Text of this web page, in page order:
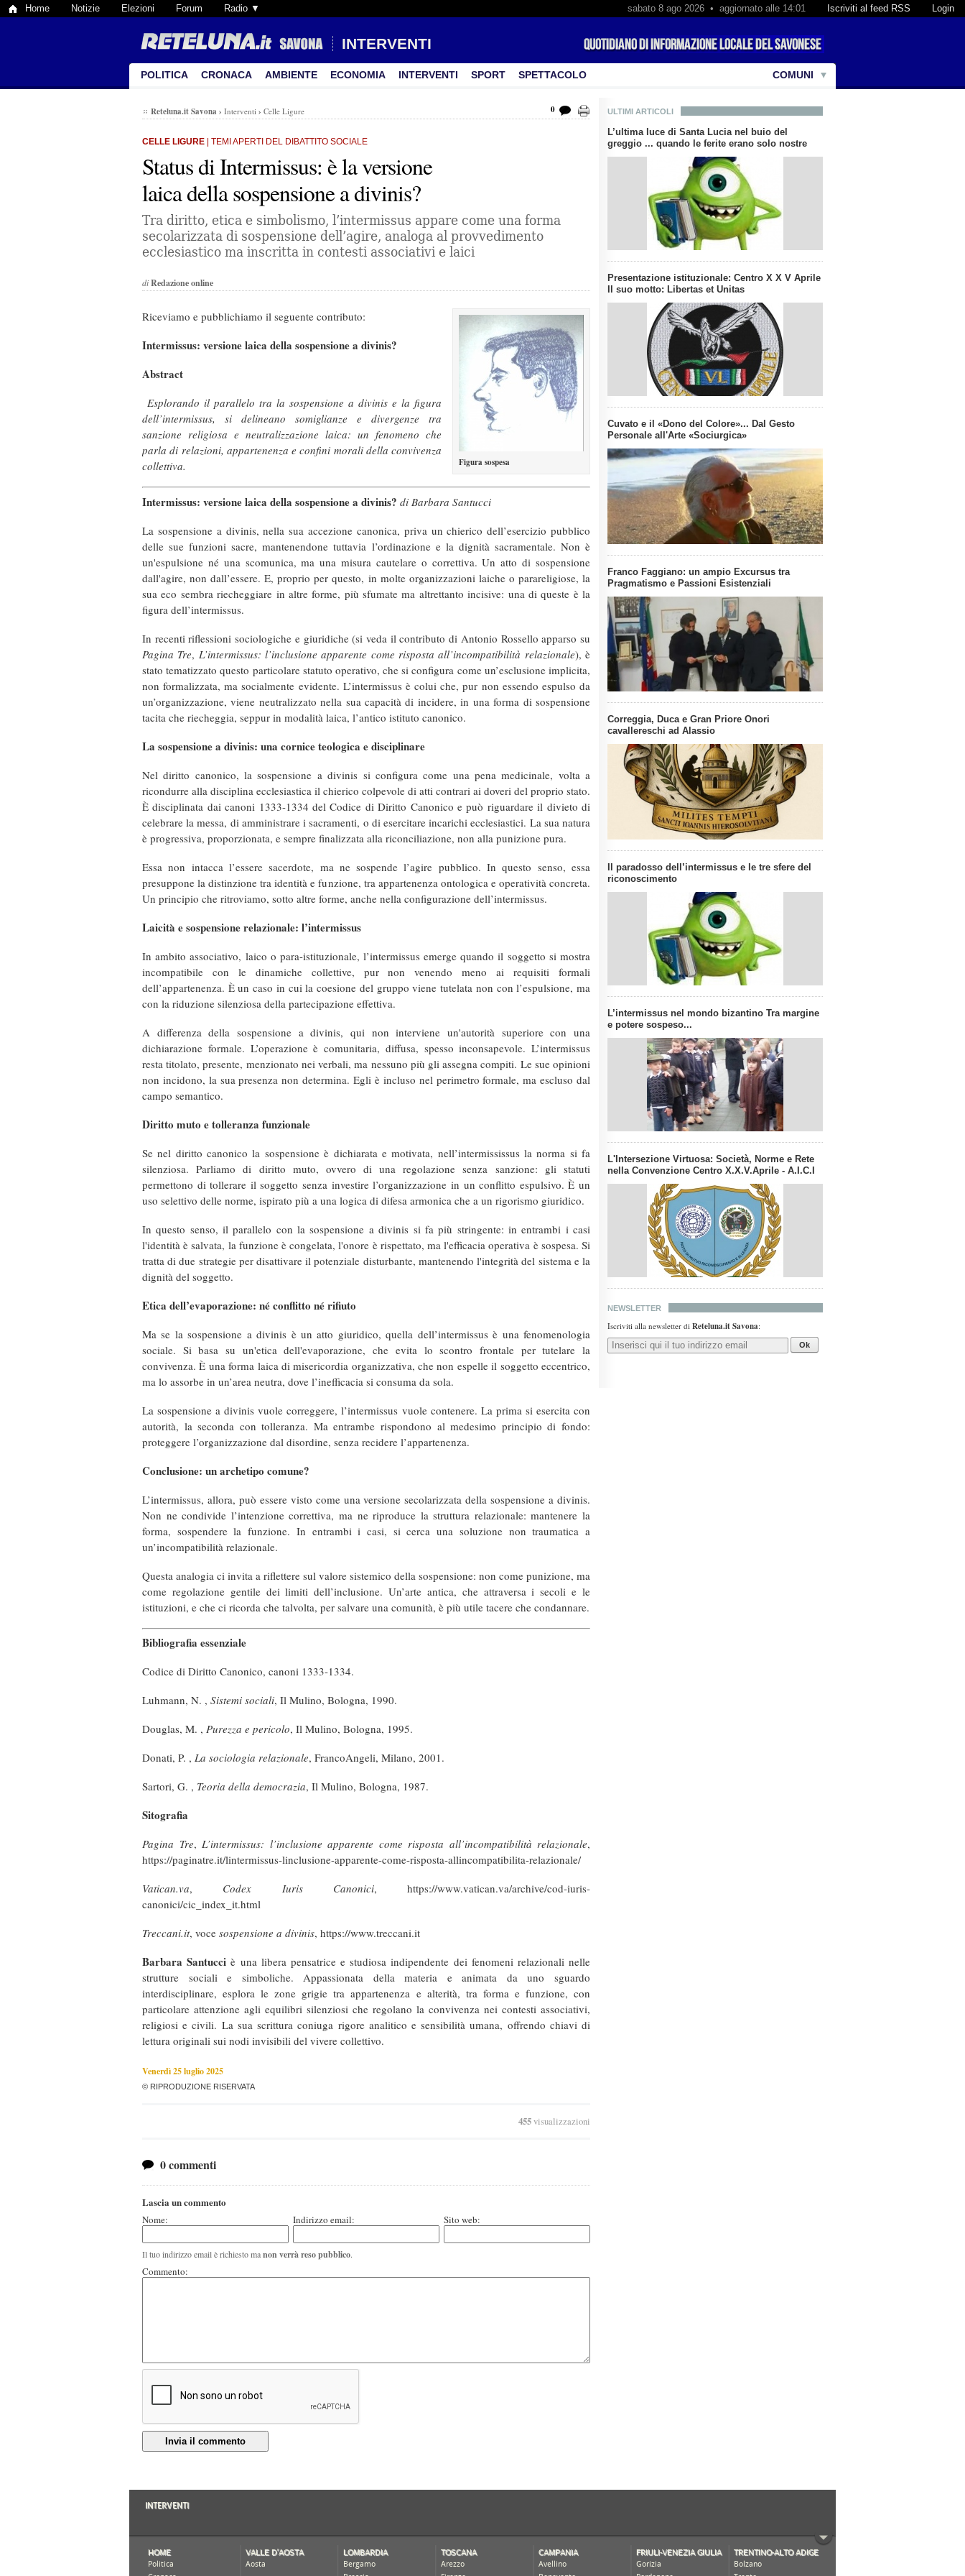
Home Notizie Elezioni Forum Radio ▼ Login
Iscriviti al feed RSS
sabato 8 ago 2026 • aggiornato alle 14:01
INTERVENTI
POLITICA CRONACA AMBIENTE ECONOMIA INTERVENTI SPORT SPETTACOLO COMUNI
ULTIMI ARTICOLI
L’ultima luce di Santa Lucia nel buio del
greggio ... quando le ferite erano solo nostre
Presentazione istituzionale: Centro X X V Aprile
Il suo motto: Libertas et Unitas
Cuvato e il «Dono del Colore»... Dal Gesto
Personale all'Arte «Sociurgica»
Franco Faggiano: un ampio Excursus tra
Pragmatismo e Passioni Esistenziali
Correggia, Duca e Gran Priore Onori
cavallereschi ad Alassio
Il paradosso dell’intermissus e le tre sfere del
riconoscimento
L’intermissus nel mondo bizantino Tra margine
e potere sospeso...
L'Intersezione Virtuosa: Società, Norme e Rete
nella Convenzione Centro X.X.V.Aprile - A.I.C.I
NEWSLETTER
Iscriviti alla newsletter di Reteluna.it Savona:
Ok
Reteluna.it Savona › Interventi › Celle Ligure 0
CELLE LIGURE | TEMI APERTI DEL DIBATTITO SOCIALE
Status di Intermissus: è la versione
laica della sospensione a divinis?
Tra diritto, etica e simbolismo, l’intermissus appare come una forma
secolarizzata di sospensione dell’agire, analoga al provvedimento
ecclesiastico ma inscritta in contesti associativi e laici
diRedazione online
Figura sospesa
Riceviamo e pubblichiamo il seguente contributo:
Intermissus: versione laica della sospensione a divinis?
Abstract
Esplorando il parallelo tra la sospensione a divinis e la figura
dell’intermissus, si delineano somiglianze e divergenze tra
sanzione religiosa e neutralizzazione laica: un fenomeno che
parla di relazioni, appartenenza e confini morali della convivenza
collettiva.
Intermissus: versione laica della sospensione a divinis? di Barbara Santucci
La sospensione a divinis, nella sua accezione canonica, priva un chierico dell’esercizio pubblico
delle sue funzioni sacre, mantenendone tuttavia l’ordinazione e la dignità sacramentale. Non è
un'espulsione né una scomunica, ma una misura cautelare o correttiva. Un atto di sospensione
dall'agire, non dall’essere. E, proprio per questo, in molte organizzazioni laiche o parareligiose, la
sua eco sembra riecheggiare in altre forme, più sfumate ma altrettanto incisive: una di queste è la
figura dell’intermissus.
In recenti riflessioni sociologiche e giuridiche (si veda il contributo di Antonio Rossello apparso su
Pagina Tre, L’intermissus: l’inclusione apparente come risposta all’incompatibilità relazionale), è
stato tematizzato questo particolare statuto operativo, che si configura come un’esclusione implicita,
non formalizzata, ma socialmente evidente. L’intermissus è colui che, pur non essendo espulso da
un’organizzazione, viene neutralizzato nella sua capacità di incidere, in una forma di sospensione
tacita che riecheggia, seppur in modalità laica, l’antico istituto canonico.
La sospensione a divinis: una cornice teologica e disciplinare
Nel diritto canonico, la sospensione a divinis si configura come una pena medicinale, volta a
ricondurre alla disciplina ecclesiastica il chierico colpevole di atti contrari ai doveri del proprio stato.
È disciplinata dai canoni 1333-1334 del Codice di Diritto Canonico e può riguardare il divieto di
celebrare la messa, di amministrare i sacramenti, o di esercitare incarichi ecclesiastici. La sua natura
è progressiva, proporzionata, e sempre finalizzata alla riconciliazione, non alla punizione pura.
Essa non intacca l’essere sacerdote, ma ne sospende l’agire pubblico. In questo senso, essa
presuppone la distinzione tra identità e funzione, tra appartenenza ontologica e operatività concreta.
Un principio che ritroviamo, sotto altre forme, anche nella configurazione dell’intermissus.
Laicità e sospensione relazionale: l’intermissus
In ambito associativo, laico o para-istituzionale, l’intermissus emerge quando il soggetto si mostra
incompatibile con le dinamiche collettive, pur non venendo meno ai requisiti formali
dell’appartenenza. È un caso in cui la coesione del gruppo viene tutelata non con l’espulsione, ma
con la riduzione silenziosa della partecipazione effettiva.
A differenza della sospensione a divinis, qui non interviene un'autorità superiore con una
dichiarazione formale. L’operazione è comunitaria, diffusa, spesso inconsapevole. L’intermissus
resta titolato, presente, menzionato nei verbali, ma nessuno più gli assegna compiti. Le sue opinioni
non incidono, la sua presenza non determina. Egli è incluso nel perimetro formale, ma escluso dal
campo semantico.
Diritto muto e tolleranza funzionale
Se nel diritto canonico la sospensione è dichiarata e motivata, nell’intermississus la norma si fa
silenziosa. Parliamo di diritto muto, ovvero di una regolazione senza sanzione: gli statuti
permettono di tollerare il soggetto senza investire l’organizzazione in un conflitto espulsivo. È un
uso selettivo delle norme, ispirato più a una logica di difesa armonica che a un rigorismo giuridico.
In questo senso, il parallelo con la sospensione a divinis si fa più stringente: in entrambi i casi
l'identità è salvata, la funzione è congelata, l'onore è rispettato, ma l'efficacia operativa è sospesa. Si
tratta di due strategie per disattivare il potenziale disturbante, mantenendo l'integrità del sistema e la
dignità del soggetto.
Etica dell’evaporazione: né conflitto né rifiuto
Ma se la sospensione a divinis è un atto giuridico, quella dell’intermissus è una fenomenologia
sociale. Si basa su un'etica dell'evaporazione, che evita lo scontro frontale per tutelare la
convivenza. È una forma laica di misericordia organizzativa, che non espelle il soggetto eccentrico,
ma lo assorbe in un’area neutra, dove l’inefficacia si consuma da sola.
La sospensione a divinis vuole correggere, l’intermissus vuole contenere. La prima si esercita con
autorità, la seconda con tolleranza. Ma entrambe rispondono al medesimo principio di fondo:
proteggere l’organizzazione dal disordine, senza recidere l’appartenenza.
Conclusione: un archetipo comune?
L’intermissus, allora, può essere visto come una versione secolarizzata della sospensione a divinis.
Non ne condivide l’intenzione correttiva, ma ne riproduce la struttura relazionale: mantenere la
forma, sospendere la funzione. In entrambi i casi, si cerca una soluzione non traumatica a
un’incompatibilità relazionale.
Questa analogia ci invita a riflettere sul valore sistemico della sospensione: non come punizione, ma
come regolazione gentile dei limiti dell’inclusione. Un’arte antica, che attraversa i secoli e le
istituzioni, e che ci ricorda che talvolta, per salvare una comunità, è più utile tacere che condannare.
Bibliografia essenziale
Codice di Diritto Canonico, canoni 1333-1334.
Luhmann, N. , Sistemi sociali, Il Mulino, Bologna, 1990.
Douglas, M. , Purezza e pericolo, Il Mulino, Bologna, 1995.
Donati, P. , La sociologia relazionale, FrancoAngeli, Milano, 2001.
Sartori, G. , Teoria della democrazia, Il Mulino, Bologna, 1987.
Sitografia
Pagina Tre, L’intermissus: l’inclusione apparente come risposta all’incompatibilità relazionale,
https://paginatre.it/lintermissus-linclusione-apparente-come-risposta-allincompatibilita-relazionale/
Vatican.va, Codex Iuris Canonici, https://www.vatican.va/archive/cod-iuris-
canonici/cic_index_it.html
Treccani.it, voce sospensione a divinis, https://www.treccani.it
Barbara Santucci è una libera pensatrice e studiosa indipendente dei fenomeni relazionali nelle
strutture sociali e simboliche. Appassionata della materia e animata da uno sguardo
interdisciplinare, esplora le zone grigie tra appartenenza e alterità, tra forma e funzione, con
particolare attenzione agli equilibri silenziosi che regolano la convivenza nei contesti associativi,
religiosi e civili. La sua scrittura coniuga rigore analitico e sensibilità umana, offrendo chiavi di
lettura originali sui nodi invisibili del vivere collettivo.
Venerdì 25 luglio 2025
© RIPRODUZIONE RISERVATA
455visualizzazioni
0 commenti
Lascia un commento
Nome: Indirizzo email: Sito web:
Il tuo indirizzo email è richiesto manon verrà reso pubblico.
Commento:
Invia il commento